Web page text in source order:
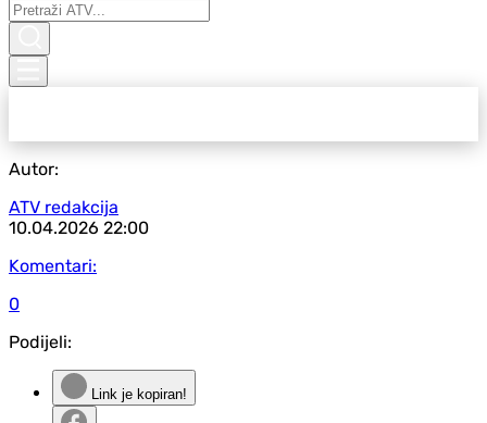
Autor:
ATV redakcija
10.04.2026 22:00
Komentari:
0
Podijeli:
Link je kopiran!